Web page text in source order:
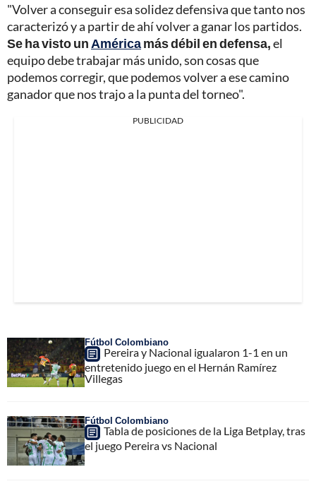
"Volver a conseguir esa solidez defensiva que tanto nos
caracterizó y a partir de ahí volver a ganar los partidos.
Se ha visto un Américamás débil en defensa,el
equipo debe trabajar más unido, son cosas que
podemos corregir, que podemos volver a ese camino
ganador que nos trajo a la punta del torneo".
PUBLICIDAD
Fútbol Colombiano
Pereira y Nacional igualaron 1-1 en un
entretenido juego en el Hernán Ramírez
Villegas
Fútbol Colombiano
Tabla de posiciones de la Liga Betplay, tras
el juego Pereira vs Nacional